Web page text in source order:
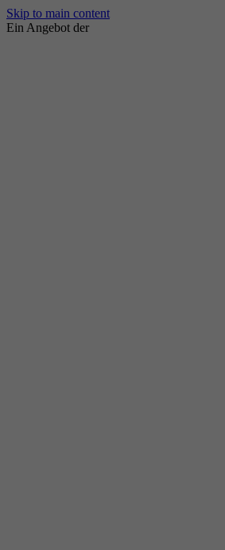
Skip to main content
Ein Angebot der